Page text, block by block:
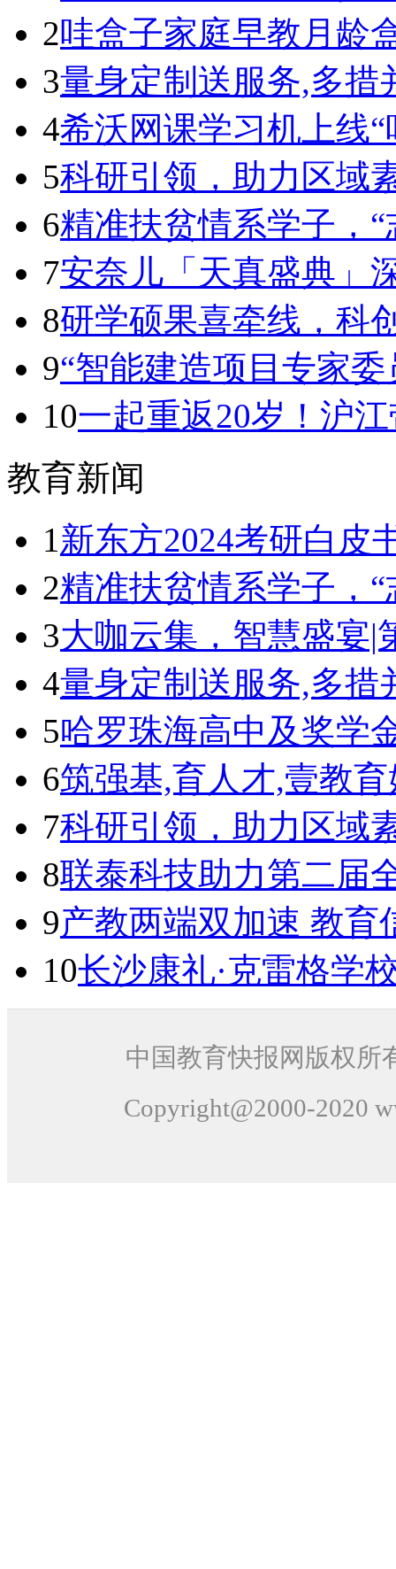
2哇盒子家庭早教月龄
3量身定制送服务,多
4希沃网课学习机上线“
5科研引领，助力区域
6精准扶贫情系学子，
7安奈儿「天真盛典」
8研学硕果喜牵线，科
9“智能建造项目专家
10一起重返20岁！沪
教育新闻
1 新东方2024考研白皮
2精准扶贫情系学子，
3大咖云集，智慧盛宴|
4量身定制送服务,多
5哈罗珠海高中及奖学
6筑强基,育人才,壹教
7科研引领，助力区域
8联泰科技助力第二届
9产教两端双加速 教育
10长沙康礼·克雷格学
中国教育快报网版权所
Copyright@2000-2020